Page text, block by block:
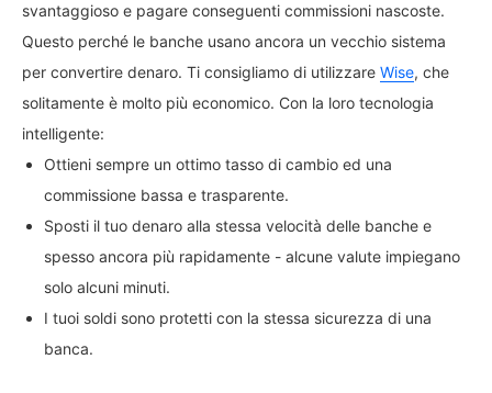
svantaggioso e pagare conseguenti commissioni nascoste.
Questo perché le banche usano ancora un vecchio sistema
per convertire denaro. Ti consigliamo di utilizzare Wise, che
solitamente è molto più economico. Con la loro tecnologia
intelligente:
Ottieni sempre un ottimo tasso di cambio ed una
commissione bassa e trasparente.
Sposti il tuo denaro alla stessa velocità delle banche e
spesso ancora più rapidamente - alcune valute impiegano
solo alcuni minuti.
I tuoi soldi sono protetti con la stessa sicurezza di una
banca.